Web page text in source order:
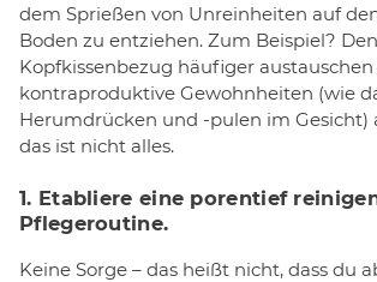
dem Sprießen von Unreinheiten auf
Boden zu entziehen. Zum Beispiel? Den
Kopfkissenbezug häufiger
kontraproduktive Gewohnheiten (wie
Herumdrücken und -pulen im Gesicht)
das ist nicht alles.
1. Etabliere eine porentief
Pflegeroutine.
Keine Sorge – das heißt nicht, dass du